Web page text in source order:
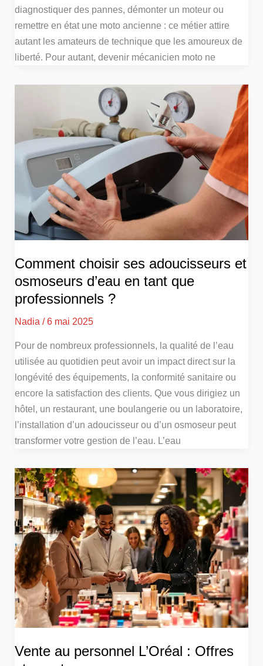
diagnostiquer des pannes, démonter un moteur ou
remettre en état une moto ancienne : ce métier attire
autant les amateurs de technique que les amoureux de
liberté. Pour autant, devenir mécanicien moto ne
Comment choisir ses adoucisseurs et
osmoseurs d’eau en tant que
professionnels ?
Nadia/6 mai 2025
Pour de nombreux professionnels, la qualité de l’eau
utilisée au quotidien peut avoir un impact direct sur la
longévité des équipements, la conformité sanitaire ou
encore la satisfaction des clients. Que vous dirigiez un
hôtel, un restaurant, une boulangerie ou un laboratoire,
l’installation d’un adoucisseur ou d’un osmoseur peut
transformer votre gestion de l’eau. L’eau
Vente au personnel L’Oréal : Offres